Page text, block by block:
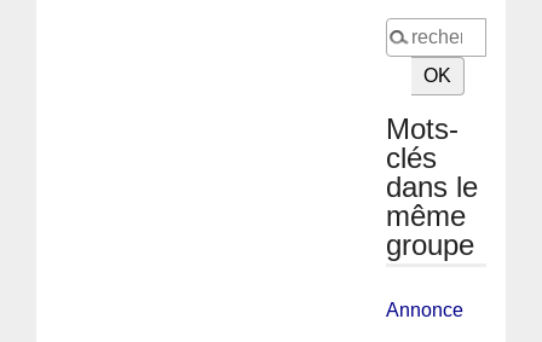
Mots-
clés
dans le
même
groupe
Annonce